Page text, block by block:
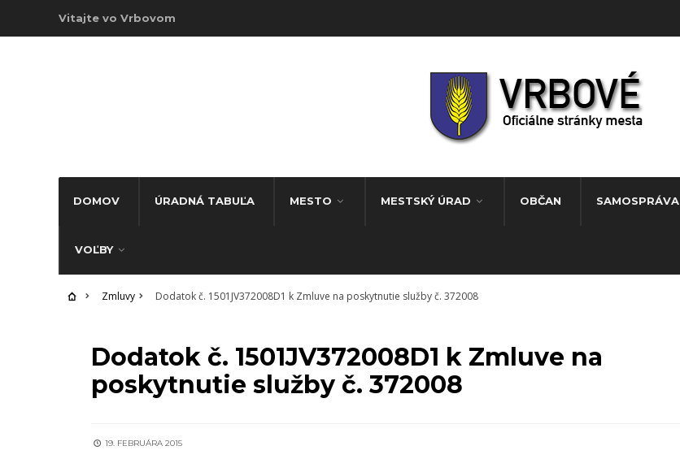
Vitajte vo Vrbovom
DOMOV ÚRADNÁ TABUĽA MESTO MESTSKÝ ÚRAD OBČAN SAMOSPRÁVA
VOĽBY
Zmluvy Dodatok č. 1501JV372008D1 k Zmluve na poskytnutie služby č. 372008
ZMLUVY
Dodatok č. 1501JV372008D1 k Zmluve na
poskytnutie služby č. 372008
19. FEBRUÁRA 2015